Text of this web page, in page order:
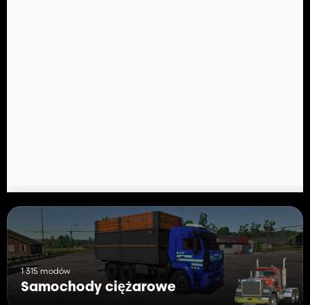
1 315 modów
Samochody ciężarowe